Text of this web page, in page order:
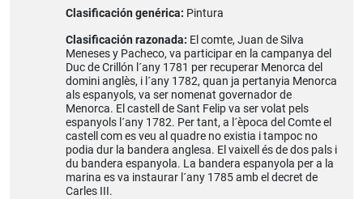
Clasificación genérica: Pintura
Clasificación razonada: El comte, Juan de Silva
Meneses y Pacheco, va participar en la campanya del
Duc de Crillón l´any 1781 per recuperar Menorca del
domini anglès, i l´any 1782, quan ja pertanyia Menorca
als espanyols, va ser nomenat governador de
Menorca. El castell de Sant Felip va ser volat pels
espanyols l´any 1782. Per tant, a l´època del Comte el
castell com es veu al quadre no existia i tampoc no
podia dur la bandera anglesa. El vaixell és de dos pals i
du bandera espanyola. La bandera espanyola per a la
marina es va instaurar l´any 1785 amb el decret de
Carles III.